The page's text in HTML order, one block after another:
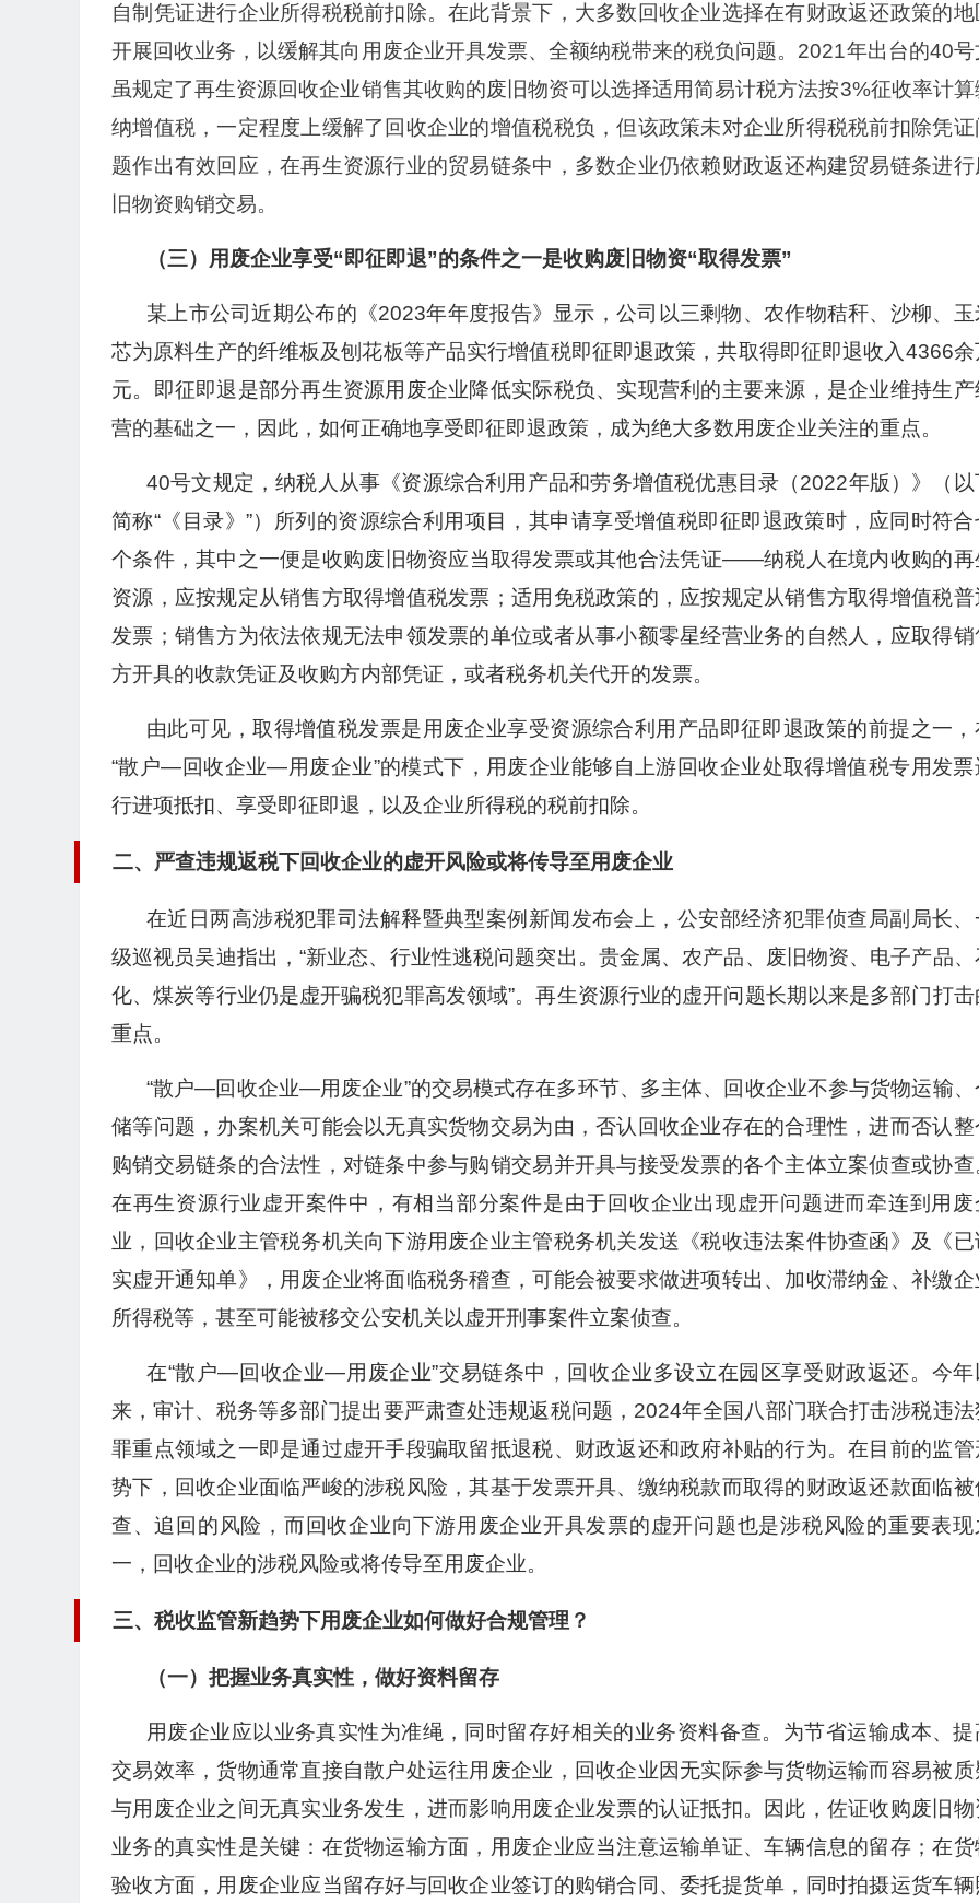
自制凭证进行企业所得税税前扣除。在此背景下，大多数回收企业选择在有财政返还政策的地
开展回收业务，以缓解其向用废企业开具发票、全额纳税带来的税负问题。2021年出台的40号
虽规定了再生资源回收企业销售其收购的废旧物资可以选择适用简易计税方法按3%征收率计算
纳增值税，一定程度上缓解了回收企业的增值税税负，但该政策未对企业所得税税前扣除凭证
题作出有效回应，在再生资源行业的贸易链条中，多数企业仍依赖财政返还构建贸易链条进行
旧物资购销交易。
（三）用废企业享受“即征即退”的条件之一是收购废旧物资“取得发票”
某上市公司近期公布的《2023年年度报告》显示，公司以三剩物、农作物秸秆、沙柳、玉
芯为原料生产的纤维板及刨花板等产品实行增值税即征即退政策，共取得即征即退收入4366余
元。即征即退是部分再生资源用废企业降低实际税负、实现营利的主要来源，是企业维持生产
营的基础之一，因此，如何正确地享受即征即退政策，成为绝大多数用废企业关注的重点。
40号文规定，纳税人从事《资源综合利用产品和劳务增值税优惠目录（2022年版）》（以
简称“《目录》”）所列的资源综合利用项目，其申请享受增值税即征即退政策时，应同时符合
个条件，其中之一便是收购废旧物资应当取得发票或其他合法凭证——纳税人在境内收购的再
资源，应按规定从销售方取得增值税发票；适用免税政策的，应按规定从销售方取得增值税普
发票；销售方为依法依规无法申领发票的单位或者从事小额零星经营业务的自然人，应取得销
方开具的收款凭证及收购方内部凭证，或者税务机关代开的发票。
由此可见，取得增值税发票是用废企业享受资源综合利用产品即征即退政策的前提之一，
“散户—回收企业—用废企业”的模式下，用废企业能够自上游回收企业处取得增值税专用发票
行进项抵扣、享受即征即退，以及企业所得税的税前扣除。
二、严查违规返税下回收企业的虚开风险或将传导至用废企业
在近日两高涉税犯罪司法解释暨典型案例新闻发布会上，公安部经济犯罪侦查局副局长、
级巡视员吴迪指出，“新业态、行业性逃税问题突出。贵金属、农产品、废旧物资、电子产品、
化、煤炭等行业仍是虚开骗税犯罪高发领域”。再生资源行业的虚开问题长期以来是多部门打击
重点。
“散户—回收企业—用废企业”的交易模式存在多环节、多主体、回收企业不参与货物运输、
储等问题，办案机关可能会以无真实货物交易为由，否认回收企业存在的合理性，进而否认整
购销交易链条的合法性，对链条中参与购销交易并开具与接受发票的各个主体立案侦查或协查
在再生资源行业虚开案件中，有相当部分案件是由于回收企业出现虚开问题进而牵连到用废
业，回收企业主管税务机关向下游用废企业主管税务机关发送《税收违法案件协查函》及《已
实虚开通知单》，用废企业将面临税务稽查，可能会被要求做进项转出、加收滞纳金、补缴企
所得税等，甚至可能被移交公安机关以虚开刑事案件立案侦查。
在“散户—回收企业—用废企业”交易链条中，回收企业多设立在园区享受财政返还。今年
来，审计、税务等多部门提出要严肃查处违规返税问题，2024年全国八部门联合打击涉税违法
罪重点领域之一即是通过虚开手段骗取留抵退税、财政返还和政府补贴的行为。在目前的监管
势下，回收企业面临严峻的涉税风险，其基于发票开具、缴纳税款而取得的财政返还款面临被
查、追回的风险，而回收企业向下游用废企业开具发票的虚开问题也是涉税风险的重要表现
一，回收企业的涉税风险或将传导至用废企业。
三、税收监管新趋势下用废企业如何做好合规管理？
（一）把握业务真实性，做好资料留存
用废企业应以业务真实性为准绳，同时留存好相关的业务资料备查。为节省运输成本、提
交易效率，货物通常直接自散户处运往用废企业，回收企业因无实际参与货物运输而容易被质
与用废企业之间无真实业务发生，进而影响用废企业发票的认证抵扣。因此，佐证收购废旧物
业务的真实性是关键：在货物运输方面，用废企业应当注意运输单证、车辆信息的留存；在货
验收方面，用废企业应当留存好与回收企业签订的购销合同、委托提货单，同时拍摄运货车辆